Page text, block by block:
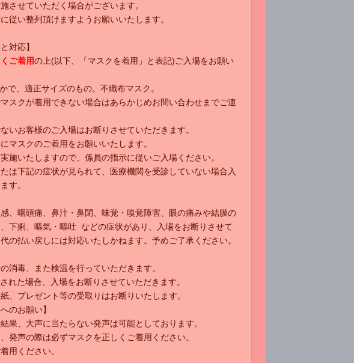
させていただく場合がございます。
従い整列頂けますようお願いいたします。
対応】
ご着用の上(以下、「マスクを着用」と表記)ご入場をお願い
で、適正サイズのもの。不織布マスク。
スクが着用できない場合はあらかじめお問い合わせまでご連
いお客様のご入場はお断りさせていただきます。
マスクのご着用をお願いいたします。
施いたしますので、係員の指示に従いご入場ください。
は下記の症状が見られて、医療機関を受診していない場合入
す。
、咽頭痛、鼻汁・鼻閉、味覚・嗅覚障害、眼の痛みや結膜の
下痢、嘔気・嘔吐 などの症状があり、入場をお断りさせて
の払い戻しには対応いたしかねます。予めご了承ください。
消毒、また検温を行っていただきます。
れた場合、入場をお断りさせていただきます。
、プレゼント等の受取りはお断りいたします。
のお願い】
果、大声に当たらない発声は可能としております。
発声の際は必ずマスクを正しくご着用ください。
用ください。